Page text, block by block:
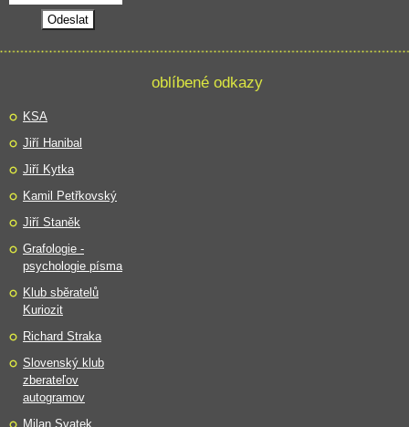
oblíbené odkazy
KSA
Jiří Hanibal
Jiří Kytka
Kamil Petřkovský
Jiří Staněk
Grafologie -
psychologie písma
Klub sběratelů
Kuriozit
Richard Straka
Slovenský klub
zberateľov
autogramov
Milan Svatek